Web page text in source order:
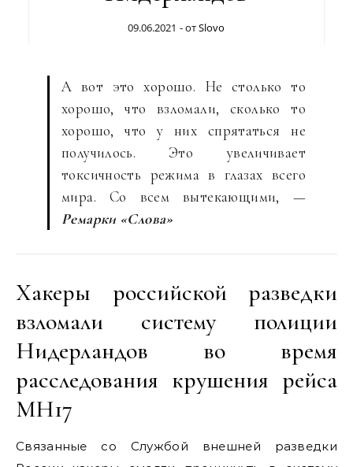
09.06.2021 - отSlovo
А вот это хорошо. Не столько то
хорошо, что взломали, сколько то
хорошо, что у них спрятаться не
получилось. Это увеличивает
токсичность режима в глазах всего
мира. Со всем вытекающими, —
Ремарки «Слова»
Хакеры российской разведки
взломали систему полиции
Нидерландов во время
расследования крушения рейса
MH17
Связанные со Службой внешней разведки